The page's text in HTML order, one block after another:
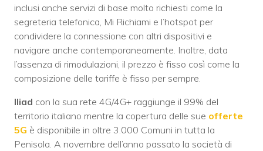
inclusi anche servizi di base molto richiesti come la
segreteria telefonica, Mi Richiami e l’hotspot per
condividere la connessione con altri dispositivi e
navigare anche contemporaneamente. Inoltre, data
l’assenza di rimodulazioni, il prezzo è fisso così come la
composizione delle tariffe è fisso per sempre.
Iliad con la sua rete 4G/4G+ raggiunge il 99% del
territorio italiano mentre la copertura delle sue offerte
5G è disponibile in oltre 3.000 Comuni in tutta la
Penisola. A novembre dell’anno passato la società di